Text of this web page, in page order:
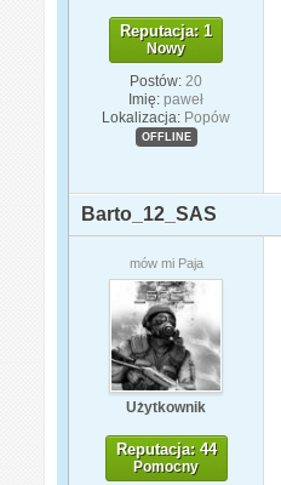
Reputacja: 1
Nowy
Postów: 20
Imię: paweł
Lokalizacja: Popów
OFFLINE
Barto_12_SAS
mów mi Paja
Użytkownik
Reputacja: 44
Pomocny